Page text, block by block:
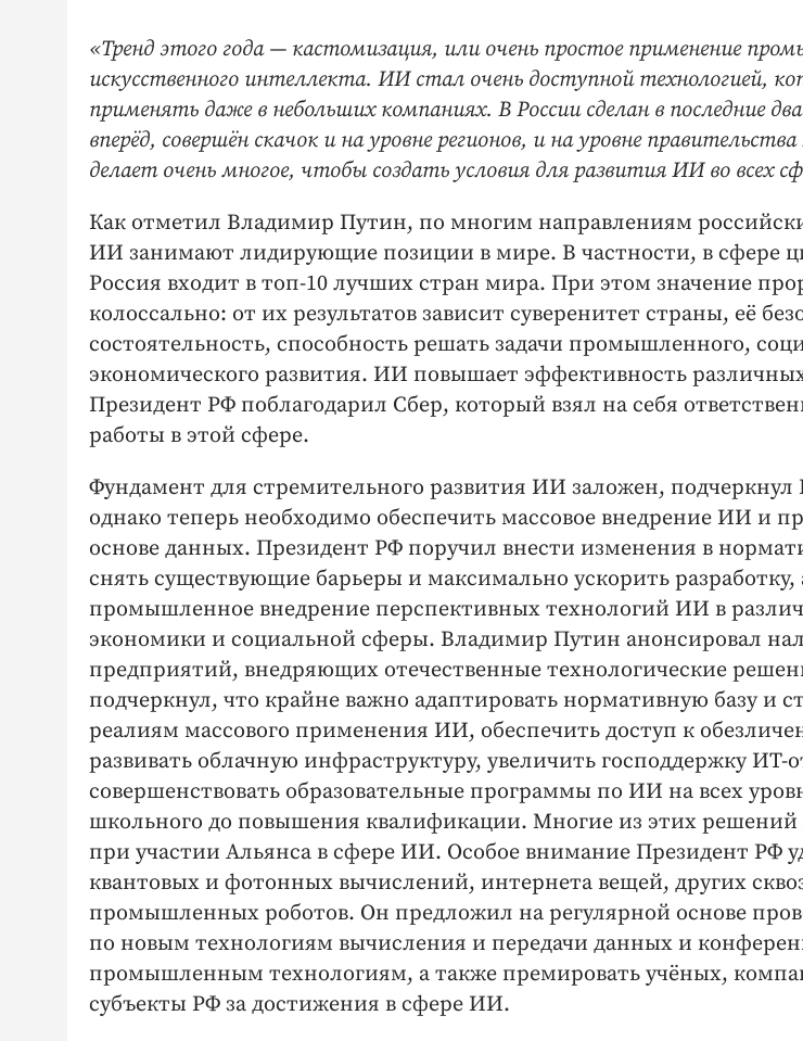
«Тренд этого года — кастомизация, или очень простое применение
искусственного интеллекта. ИИ стал очень доступной технологией,
применять даже в небольших компаниях. В России сделан в последние
вперёд, совершён скачок и на уровне регионов, и на уровне
делает очень многое, чтобы создать условия для развития ИИ во всех
Как отметил Владимир Путин, по многим направлениям
ИИ занимают лидирующие позиции в мире. В частности, в сфере
Россия входит в топ-10 лучших стран мира. При этом значение
колоссально: от их результатов зависит суверенитет страны, её
состоятельность, способность решать задачи промышленного,
экономического развития. ИИ повышает эффективность
Президент РФ поблагодарил Сбер, который взял на себя
работы в этой сфере.
Фундамент для стремительного развития ИИ заложен,
однако теперь необходимо обеспечить массовое внедрение ИИ и
основе данных. Президент РФ поручил внести изменения в
снять существующие барьеры и максимально ускорить
промышленное внедрение перспективных технологий ИИ в
экономики и социальной сферы. Владимир Путин анонсировал
предприятий, внедряющих отечественные технологические
подчеркнул, что крайне важно адаптировать нормативную базу и
реалиям массового применения ИИ, обеспечить доступ к
развивать облачную инфраструктуру, увеличить господдержку ИТ-
совершенствовать образовательные программы по ИИ на всех
школьного до повышения квалификации. Многие из этих
при участии Альянса в сфере ИИ. Особое внимание Президент РФ
квантовых и фотонных вычислений, интернета вещей, других
промышленных роботов. Он предложил на регулярной основе
по новым технологиям вычисления и передачи данных и
промышленным технологиям, а также премировать учёных,
субъекты РФ за достижения в сфере ИИ.